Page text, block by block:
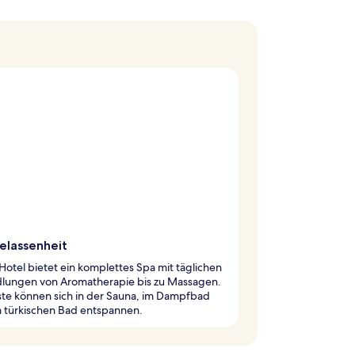
bietet ein komplettes Spa mit täglichen
von Aromatherapie bis zu Massagen.
können sich in der Sauna, im Dampfbad
türkischen Bad entspannen.